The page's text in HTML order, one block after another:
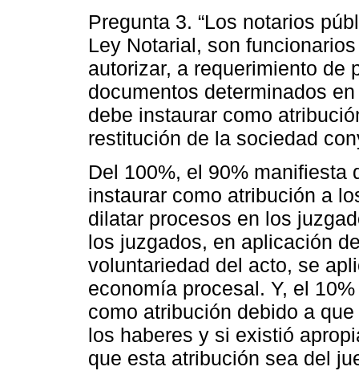
Pregunta 3. “Los notarios
Ley Notarial, son
autorizar, a requerimiento de
documentos determinados
debe instaurar como
restitución de la sociedad
Del 100%, el 90% manifiesta
instaurar como atribución a
dilatar procesos en los
los juzgados, en aplicación
voluntariedad del acto, se
economía procesal. Y, el
como atribución debido a
los haberes y si existió
que esta atribución sea del